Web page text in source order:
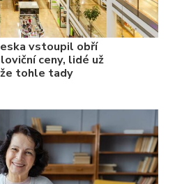
vstoupil obří
ceny, lidé už
tohle tady